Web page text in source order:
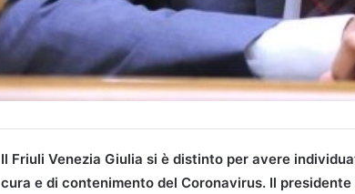
Il Friuli Venezia Giulia si è distinto per avere
cura e di contenimento del Coronavirus. Il